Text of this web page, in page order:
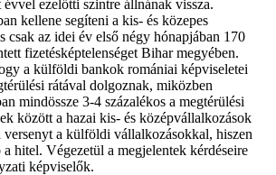
évvel ezelőtti szintre állnának vissza.
kellene segíteni a kis- és közepes
csak az idei év első négy hónapjában 170
fizetésképtelenséget Bihar megyében.
a külföldi bankok romániai képviseletei
rátával dolgoznak, miközben
mindössze 3-4 százalékos a megtérülési
között a hazai kis- és középvállalkozások
a külföldi vállalkozásokkal, hiszen
hitel. Végezetül a megjelentek kérdéseire
képviselők.